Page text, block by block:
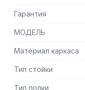
Гарантия
МОДЕЛЬ
Материал каркаса
Тип стойки
Тип полки